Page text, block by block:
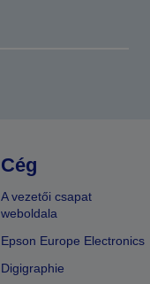
Cég
A vezetői csapat
weboldala
Epson Europe Electronics
Digigraphie